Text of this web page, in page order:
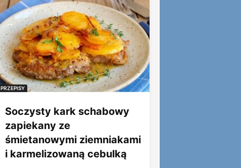
PRZEPISY
Soczysty kark schabowy
zapiekany ze
śmietanowymi ziemniakami
i karmelizowaną cebulką